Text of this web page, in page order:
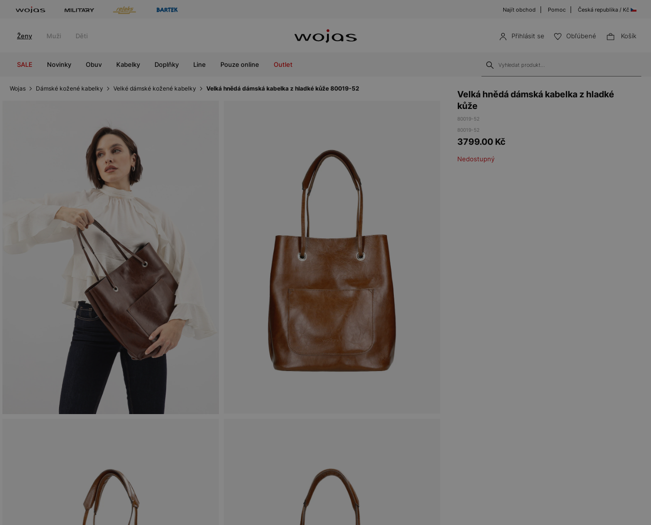
Najít obchod Pomoc Česká republika / Kč
Ženy Muži Děti Přihlásit se Obľúbené Košík
SALE Novinky Obuv Kabelky Doplňky Line Pouze online Outlet
Wojas Dámské kožené kabelky Velké dámské kožené kabelky Velká hnědá dámská kabelka z hladké kůže 80019-52
Velká hnědá dámská kabelka z hladké
kůže
80019-52
80019-52
3799.00 Kč
Nedostupný